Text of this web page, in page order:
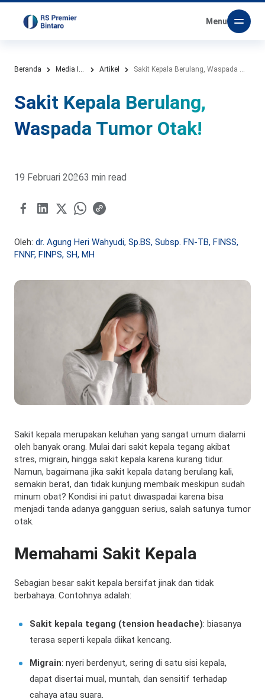
Menu
Beranda Media Informasi Artikel Sakit Kepala Berulang, Waspada Tumor Otak!
Sakit Kepala Berulang,
Waspada Tumor Otak!
19 Februari 20263 min read
Oleh: dr. Agung Heri Wahyudi, Sp.BS, Subsp. FN-TB, FINSS,
FNNF, FINPS, SH, MH
Sakit kepala merupakan keluhan yang sangat umum dialami
oleh banyak orang. Mulai dari sakit kepala tegang akibat
stres, migrain, hingga sakit kepala karena kurang tidur.
Namun, bagaimana jika sakit kepala datang berulang kali,
semakin berat, dan tidak kunjung membaik meskipun sudah
minum obat? Kondisi ini patut diwaspadai karena bisa
menjadi tanda adanya gangguan serius, salah satunya tumor
otak.
Memahami Sakit Kepala
Sebagian besar sakit kepala bersifat jinak dan tidak
berbahaya. Contohnya adalah:
Sakit kepala tegang (tension headache): biasanya
terasa seperti kepala diikat kencang.
Migrain: nyeri berdenyut, sering di satu sisi kepala,
dapat disertai mual, muntah, dan sensitif terhadap
cahaya atau suara.